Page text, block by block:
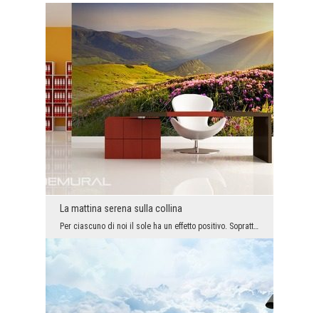
La mattina serena sulla collina
Per ciascuno di noi il sole ha un effetto positivo. Soprattutto quando abbiamo la possibilità di ...